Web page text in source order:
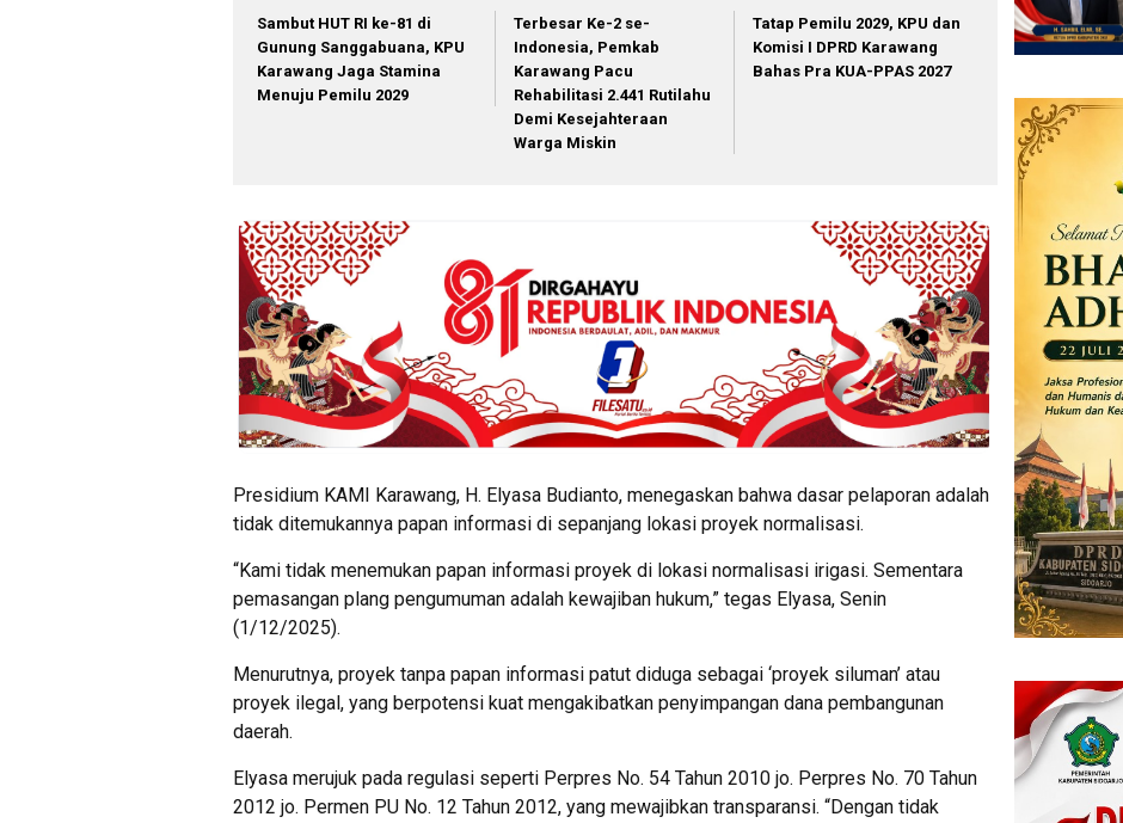
Sambut HUT RI ke-81 di
Gunung Sanggabuana, KPU
Karawang Jaga Stamina
Menuju Pemilu 2029
Terbesar Ke-2 se-
Indonesia, Pemkab
Karawang Pacu
Rehabilitasi 2.441 Rutilahu
Demi Kesejahteraan
Warga Miskin
Tatap Pemilu 2029, KPU dan
Komisi I DPRD Karawang
Bahas Pra KUA-PPAS 2027
Presidium KAMI Karawang, H. Elyasa Budianto, menegaskan bahwa dasar pelaporan adalah
tidak ditemukannya papan informasi di sepanjang lokasi proyek normalisasi.
“Kami tidak menemukan papan informasi proyek di lokasi normalisasi irigasi. Sementara
pemasangan plang pengumuman adalah kewajiban hukum,” tegas Elyasa, Senin
(1/12/2025).
Menurutnya, proyek tanpa papan informasi patut diduga sebagai ‘proyek siluman’ atau
proyek ilegal, yang berpotensi kuat mengakibatkan penyimpangan dana pembangunan
daerah.
Elyasa merujuk pada regulasi seperti Perpres No. 54 Tahun 2010 jo. Perpres No. 70 Tahun
2012 jo. Permen PU No. 12 Tahun 2012, yang mewajibkan transparansi. “Dengan tidak